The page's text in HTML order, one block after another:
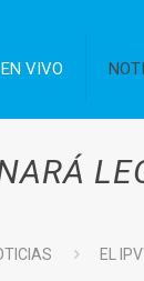
VIVO
EL